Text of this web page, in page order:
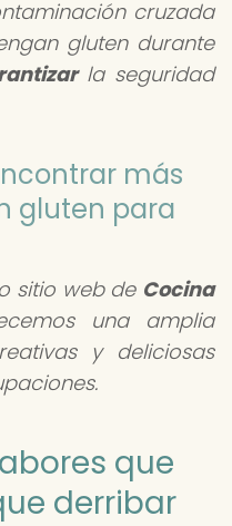
cruzada
gluten durante
la seguridad
más
gluten para
sitio web de Cocina
una amplia
y deliciosas
que
derribar